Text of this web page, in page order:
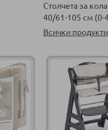
Столчета за
40/61-105 см (0-
Всички продукти